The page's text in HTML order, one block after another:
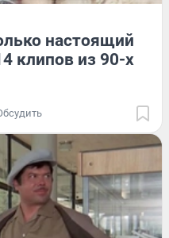
настоящий
клипов из 90-х